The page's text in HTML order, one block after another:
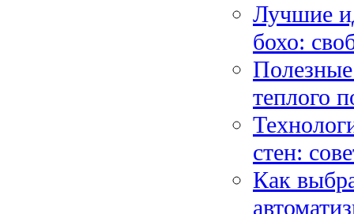
Лучшие
бохо:
теплого
стен:
Как